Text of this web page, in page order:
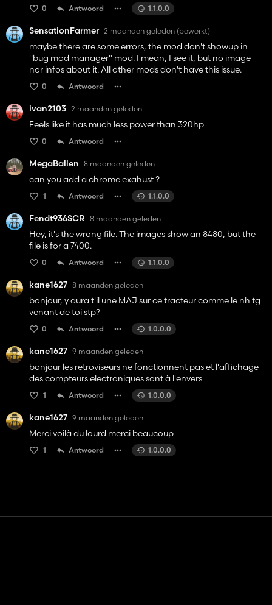
0 Antwoord 1.1.0.0
SensationFarmer 2 maanden geleden (bewerkt)
maybe there are some errors, the mod don't showup in
"bug mod manager" mod. I mean, I see it, but no image
nor infos about it. All other mods don't have this issue.
0 Antwoord
ivan2103 2 maanden geleden
Feels like it has much less power than 320hp
0 Antwoord
MegaBallen 8 maanden geleden
can you add a chrome exahust ?
1 Antwoord 1.1.0.0
Fendt936SCR 8 maanden geleden
Hey, it's the wrong file. The images show an 8480, but the
file is for a 7400.
0 Antwoord 1.1.0.0
kane1627 8 maanden geleden
bonjour, y aura t'il une MAJ sur ce tracteur comme le nh tg
venant de toi stp?
0 Antwoord 1.0.0.0
kane1627 9 maanden geleden
bonjour les retroviseurs ne fonctionnent pas et l'affichage
des compteurs electroniques sont à l'envers
1 Antwoord 1.0.0.0
kane1627 9 maanden geleden
Merci voilà du lourd merci beaucoup
1 Antwoord 1.0.0.0